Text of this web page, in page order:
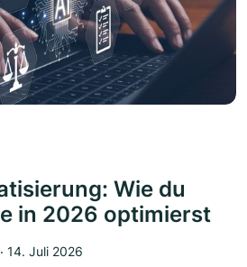
Wie du
in 2026 optimierst
‧ 14. Juli 2026